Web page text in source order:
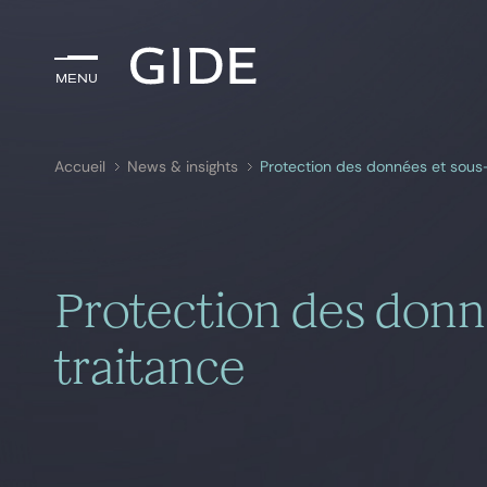
Menu
Menu
Accueil News & insights Protection des données et
Protection des
traitance